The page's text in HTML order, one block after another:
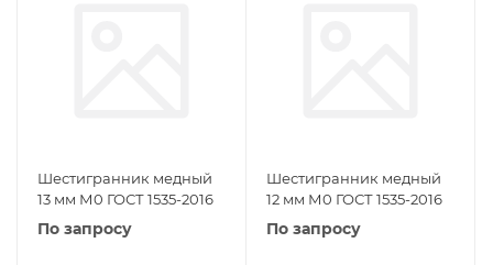
Шестигранник медный
13 мм М0 ГОСТ 1535-2016
По запросу
Шестигранник медный
12 мм М0 ГОСТ 1535-2016
По запросу